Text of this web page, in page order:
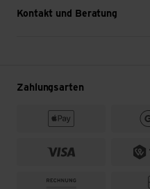
Kontakt und Beratung
Zahlungsarten